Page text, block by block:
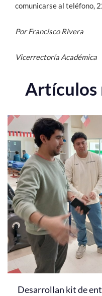
comunicarse al teléfono,
Por Francisco Rivera
Vicerrectoría Académica
Artículos
Desarrollan kit de